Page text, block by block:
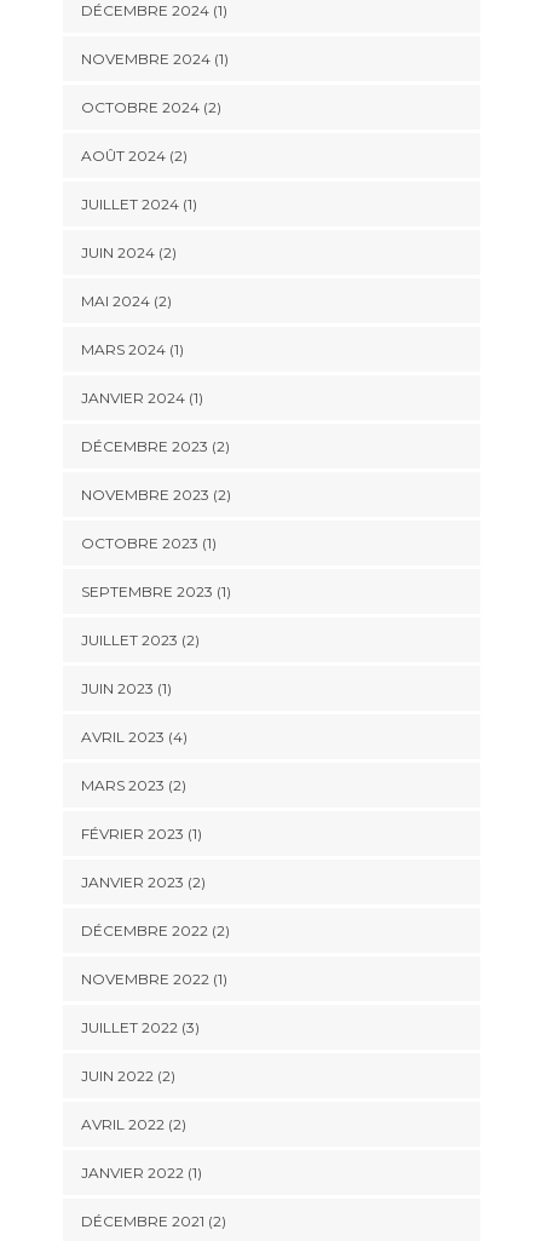
DÉCEMBRE 2024(1)
NOVEMBRE 2024(1)
OCTOBRE 2024(2)
AOÛT 2024(2)
JUILLET 2024(1)
JUIN 2024(2)
MAI 2024(2)
MARS 2024(1)
JANVIER 2024(1)
DÉCEMBRE 2023 (2)
NOVEMBRE 2023 (2)
OCTOBRE 2023 (1)
SEPTEMBRE 2023 (1)
JUILLET 2023 (2)
JUIN 2023 (1)
AVRIL 2023 (4)
MARS 2023 (2)
FÉVRIER 2023 (1)
JANVIER 2023 (2)
DÉCEMBRE 2022(2)
NOVEMBRE 2022(1)
JUILLET 2022(3)
JUIN 2022(2)
AVRIL 2022(2)
JANVIER 2022(1)
DÉCEMBRE 2021 (2)